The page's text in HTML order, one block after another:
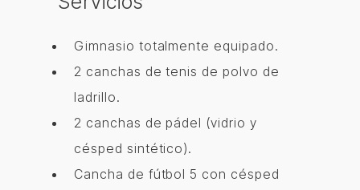
Gimnasio totalmente equipado.
2 canchas de tenis de polvo de
ladrillo.
2 canchas de pádel (vidrio y
césped sintético).
Cancha de fútbol 5 con césped